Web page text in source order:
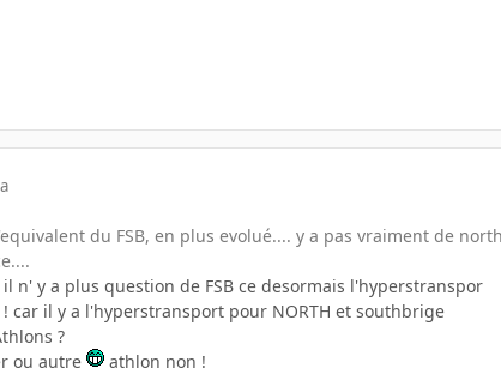
du FSB, en plus evolué.... y a pas vraiment de
n' y a plus question de FSB ce desormais l'hyperstranspor
car il y a l'hyperstransport pour NORTH et southbrige
?
ou autre
athlon non !